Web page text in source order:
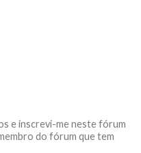
e inscrevi-me neste fórum
do fórum que tem